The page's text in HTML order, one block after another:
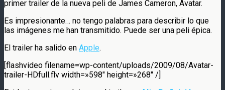
primer trailer de la nueva peli de James Cameron, Avatar.
Es impresionante… no tengo palabras para describir lo que
las imágenes me han transmitido. Puede ser una peli épica.
El trailer ha salido en Apple.
[flashvideo filename=wp-content/uploads/2009/08/Avatar-
trailer-HDfull.flv width=»598″ height=»268″ /]